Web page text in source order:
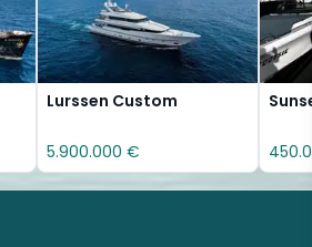
Lurssen Custom
5.900.000 €